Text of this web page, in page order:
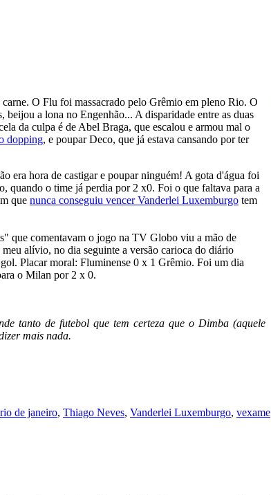
O Flu foi massacrado pelo Grêmio em pleno Rio. O
a lona no Engenhão... A disparidade entre as duas
da culpa é de Abel Braga, que escalou e armou mal o
dopping, e poupar Deco, que já estava cansando por ter
era hora de castigar e poupar ninguém! A gota d'água foi
quando o time já perdia por 2 x0. Foi o que faltava para a
que nunca conseguiu vencer Vanderlei Luxemburgo tem
que comentavam o jogo na TV Globo viu a mão de
alívio, no dia seguinte a versão carioca do diário
Placar moral: Fluminense 0 x 1 Grêmio. Foi um dia
o Milan por 2 x 0.
tanto de futebol que tem certeza que o Dimba (aquele
mais nada.
rio de janeiro, Thiago Neves, Vanderlei Luxemburgo, vexame